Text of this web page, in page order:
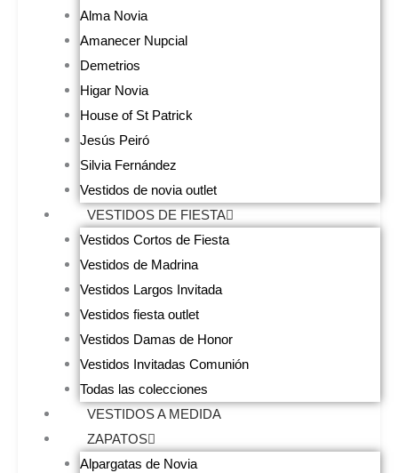
Alma Novia
Amanecer Nupcial
Demetrios
Higar Novia
House of St Patrick
Jesús Peiró
Silvia Fernández
Vestidos de novia outlet
VESTIDOS DE FIESTA
Vestidos Cortos de Fiesta
Vestidos de Madrina
Vestidos Largos Invitada
Vestidos fiesta outlet
Vestidos Damas de Honor
Vestidos Invitadas Comunión
Todas las colecciones
VESTIDOS A MEDIDA
ZAPATOS
Alpargatas de Novia